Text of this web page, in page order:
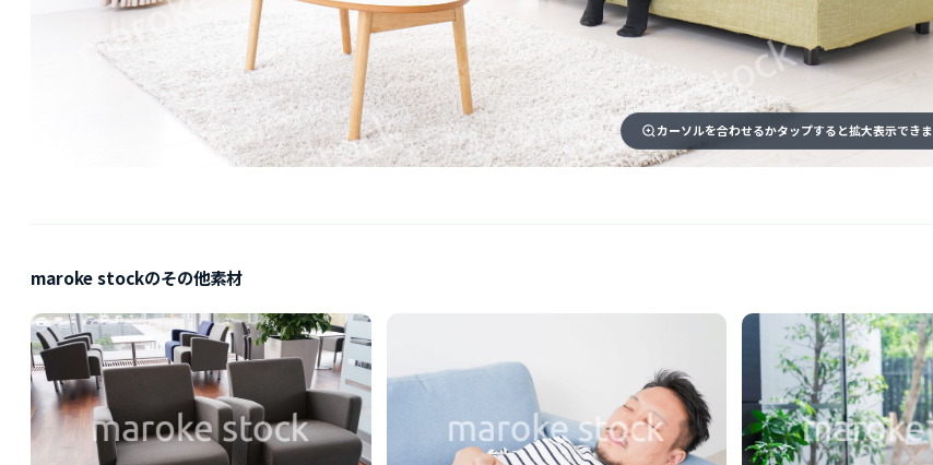
カーソルを合わせるかタップすると拡大表示でき
maroke stockのその他素材